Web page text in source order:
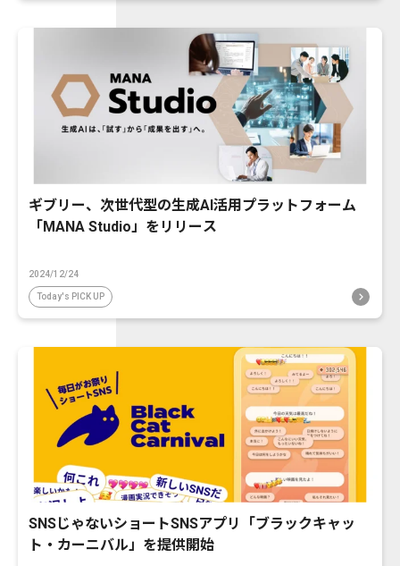
ギブリー、次世代型の生成AI活用プラットフォーム
「MANA Studio」をリリース
2024/12/24
Today's PICK UP
SNSじゃないショートSNSアプリ「ブラックキャッ
ト・カーニバル」を提供開始